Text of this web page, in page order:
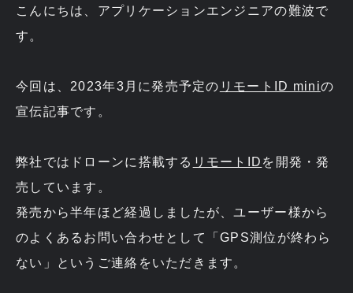
こんにちは、アプリケーションエンジニアの難波で
す。
今回は、2023年3月に発売予定の リモートID miniの
宣伝記事です。
弊社ではドローンに搭載する リモートID を開発・発
売しています。
発売から半年ほど経過しましたが、ユーザー様から
のよくあるお問い合わせとして「GPS測位が終わら
ない」というご連絡をいただきます。